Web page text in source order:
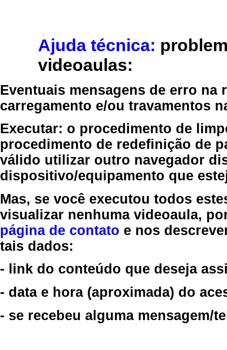
Ajuda técnica:
videoaulas:
Eventuais mensagens de erro
carregamento e/ou travamentos
Executar: o procedimento de
procedimento de redefinição de
válido utilizar outro navegador
dispositivo/equipamento que
Mas, se você executou todos
visualizar nenhuma videoaula,
página de contato e nos
tais dados:
- link do conteúdo que deseja
- data e hora (aproximada) do
- se recebeu alguma mensagem/